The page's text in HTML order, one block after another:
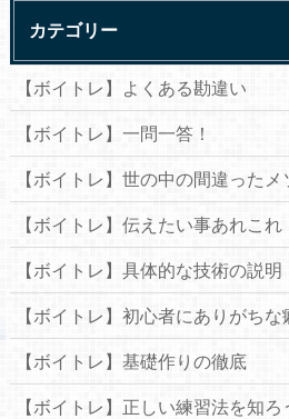
カテゴリー
【ボイトレ】よくある勘違い
【ボイトレ】一問一答！
【ボイトレ】世の中の間違ったメ
【ボイトレ】伝えたい事あれこれ
【ボイトレ】具体的な技術の説明
【ボイトレ】初心者にありがちな
【ボイトレ】基礎作りの徹底
【ボイトレ】正しい練習法を知ろ